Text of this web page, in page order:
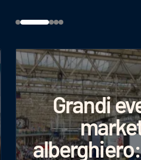
Grandi
alberghiero: